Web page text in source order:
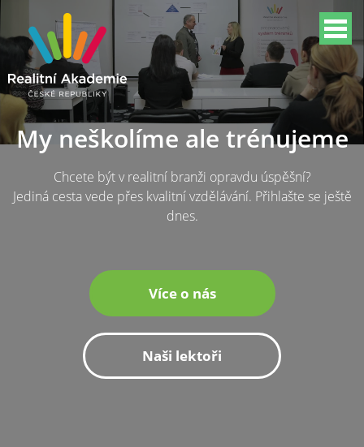
My neškolíme ale trénujeme
Chcete být v realitní branži opravdu úspěšní?
Jediná cesta vede přes kvalitní vzdělávání. Přihlašte se ještě
dnes.
Více o nás
Naši lektoři